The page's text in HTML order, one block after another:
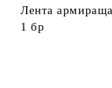
Ние ще се
Лента
1 бр